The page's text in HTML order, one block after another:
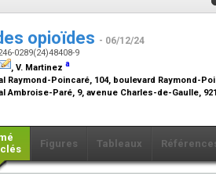
opioïdes - 06/12/24
0289(24)48408-9
, V. Martinez a
Raymond-Poincaré, 104, boulevard Raymond-
Ambroise-Paré, 9, avenue Charles-de-Gaulle,
Figures Tableaux